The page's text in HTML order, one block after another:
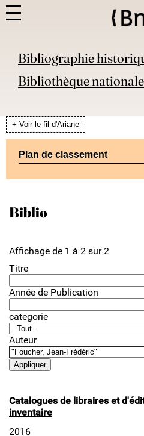
Bibliographie
Bibliothèque
+ Voir le fil d'Ariane
Plan de classement
Biblio
Affichage de 1 à 2 sur 2
Titre
Année de Publication
categorie
Auteur
Catalogues de libraires et
inventaire
2016